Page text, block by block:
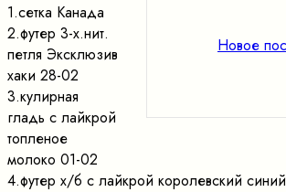
1.сетка Канада
2.футер 3-х.нит.
петля Эксклюзив
хаки 28-02
3.кулирная
гладь с лайкрой
топленое
молоко 01-02
4.футер х/б с лайкрой королевский синий